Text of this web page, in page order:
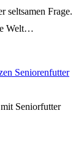
seltsamen Frage.
Welt…
Seniorfutter